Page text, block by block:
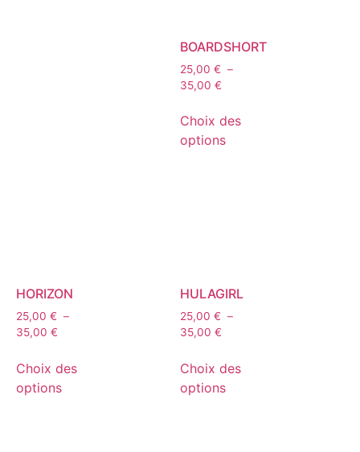
BOARDSHORT
25,00 € –
35,00 €
Choix des
options
HORIZON
25,00 € –
35,00 €
Choix des
options
HULAGIRL
25,00 € –
35,00 €
Choix des
options